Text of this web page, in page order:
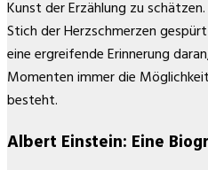
Kunst der Erzählung zu
Stich der Herzschmerzen
eine ergreifende Erinnerung
Momenten immer die
besteht.
Albert Einstein: Eine